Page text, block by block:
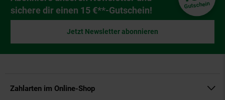
sichere dir einen 15 €**-Gutschein!
Gutschein
Jetzt Newsletter abonnieren
Zahlarten im Online-Shop